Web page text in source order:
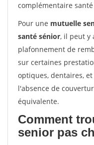
complémentaire santé
Pour une mutuelle
santé sénior, il peut y
plafonnement de
sur certaines
optiques, dentaires,
l'absence de
équivalente.
Comment
senior pas